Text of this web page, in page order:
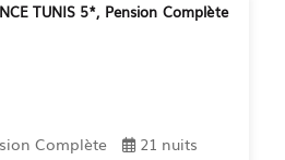
TUNIS 5*, Pension Complète
Complète 21 nuits